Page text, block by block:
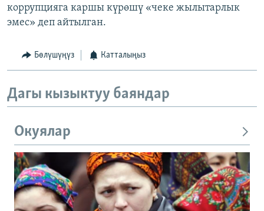
коррупцияга каршы күрөшү «чеке жылытарлык
эмес» деп айтылган.
Бөлүшүңүз Катталыңыз
Дагы кызыктуу баяндар
Окуялар